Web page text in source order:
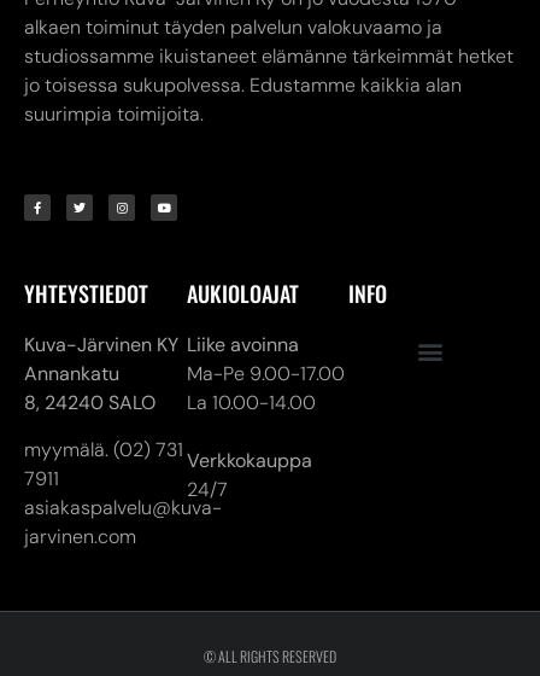
alkaen toiminut täyden palvelun valokuvaamo ja
studiossamme ikuistaneet elämänne tärkeimmät hetket
jo toisessa sukupolvessa. Edustamme kaikkia alan
suurimpia toimijoita.
YHTEYSTIEDOT
Kuva-Järvinen KY
Annankatu
8, 24240 SALO
myymälä. (02) 731
7911
asiakaspalvelu@kuva-
jarvinen.com
AUKIOLOAJAT
Liike avoinna
Ma-Pe 9.00-17.00
La 10.00-14.00
Verkkokauppa
24/7
INFO
© ALL RIGHTS RESERVED